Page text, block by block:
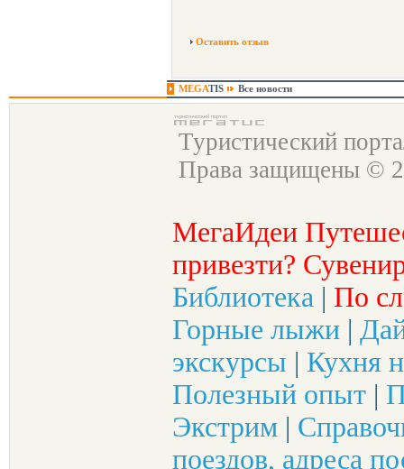
Оставить отзыв
MEGATIS Все новости
Туристический
Права защищены ©
МегаИдеи
привезти?
Библиотека | По
Горные лыжи |
экскурсы | Кухня
Полезный опыт |
Экстрим |
поездов, адреса